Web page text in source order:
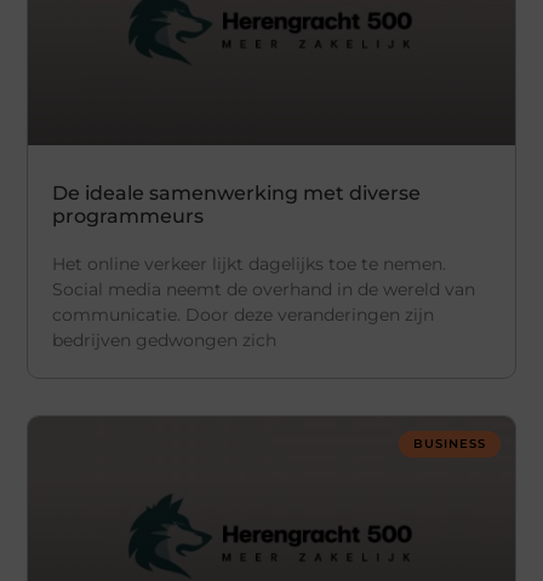
De ideale samenwerking met diverse
programmeurs
Het online verkeer lijkt dagelijks toe te nemen.
Social media neemt de overhand in de wereld van
communicatie. Door deze veranderingen zijn
bedrijven gedwongen zich
BUSINESS